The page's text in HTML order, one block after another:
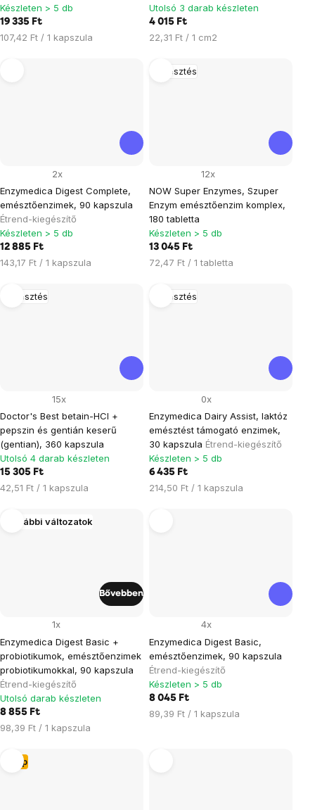
Készleten > 5 db
19 335 Ft
Egységár:
107,42 Ft / 1 kapszula
Utolsó 3 darab készleten
4 015 Ft
Egységár:
22,31 Ft / 1 cm2
Enzymedica Digest Complete,
emésztőenzimek, 90 kapszula
Étrend-kiegészítő
2x
Készleten > 5 db
12 885 Ft
Egységár:
143,17 Ft / 1 kapszula
Emésztés
NOW Super Enzymes, Szuper
Enzym emésztőenzim komplex,
180 tabletta
12x
Készleten > 5 db
13 045 Ft
Egységár:
72,47 Ft / 1 tabletta
Emésztés
Doctor's Best betain-HCl +
pepszin és gentián keserű
(gentian), 360 kapszula
15x
Utolsó 4 darab készleten
15 305 Ft
Egységár:
42,51 Ft / 1 kapszula
Emésztés
Enzymedica Dairy Assist, laktóz
emésztést támogató enzimek,
30 kapszula Étrend-kiegészítő
0x
Készleten > 5 db
6 435 Ft
Egységár:
214,50 Ft / 1 kapszula
További változatok
Enzymedica Digest Basic +
probiotikumok, emésztőenzimek
probiotikumokkal, 90 kapszula
Étrend-kiegészítő
1x
Utolsó darab készleten
8 855 Ft
Egységár:
98,39 Ft / 1 kapszula
Bővebben
Enzymedica Digest Basic,
emésztőenzimek, 90 kapszula
Étrend-kiegészítő
4x
Készleten > 5 db
8 045 Ft
Egységár:
89,39 Ft / 1 kapszula
Tipp